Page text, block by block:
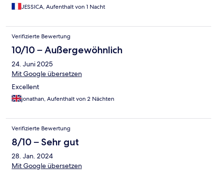
JESSICA, Aufenthalt von 1 Nacht
Verifizierte Bewertung
10/10 – Außergewöhnlich
24. Juni 2025
Mit Google übersetzen
Excellent
jonathan, Aufenthalt von 2 Nächten
Verifizierte Bewertung
8/10 – Sehr gut
28. Jan. 2024
Mit Google übersetzen